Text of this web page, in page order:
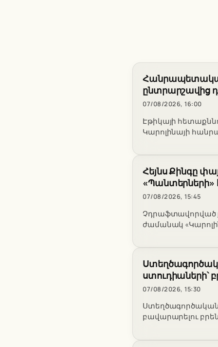
ընտրարշավից
07/08/2026, 16:00
Էթիկայի
Կարոլինայի
Հեյնս Քինգը
07/08/2026, 15:45
Չդրաֆտավորված
ժամանակ
ստուդիաների՝
07/08/2026, 15:30
Ստեղծագործական
բավարարելու